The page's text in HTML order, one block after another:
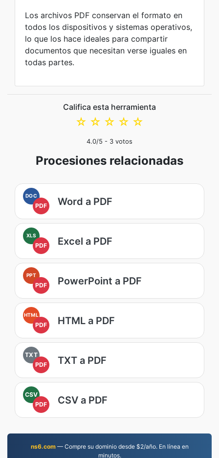
Los archivos PDF conservan el formato en
todos los dispositivos y sistemas operativos,
lo que los hace ideales para compartir
documentos que necesitan verse iguales en
todas partes.
Califica esta herramienta
☆
☆
☆
☆
☆
4.0/5 - 3 votos
Procesiones relacionadas
DOC
PDF Word a PDF
XLS
PDF Excel a PDF
PPT
PDF PowerPoint a PDF
HTML
PDF HTML a PDF
TXT
PDF
TXT a PDF
CSV
PDF
CSV a PDF
ns6.com— Compre su dominio desde $2/año. En línea en
minutos.